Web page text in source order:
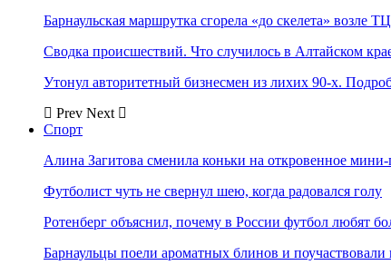
Барнаульская маршрутка сгорела «до скелета» возле
Сводка происшествий. Что случилось в Алтайском
Утонул авторитетный бизнесмен из лихих 90-х.
Prev Next
Спорт
Алина Загитова сменила коньки на откровенное
Футболист чуть не свернул шею, когда радовался голу
Ротенберг объяснил, почему в России футбол любят
Барнаульцы поели ароматных блинов и